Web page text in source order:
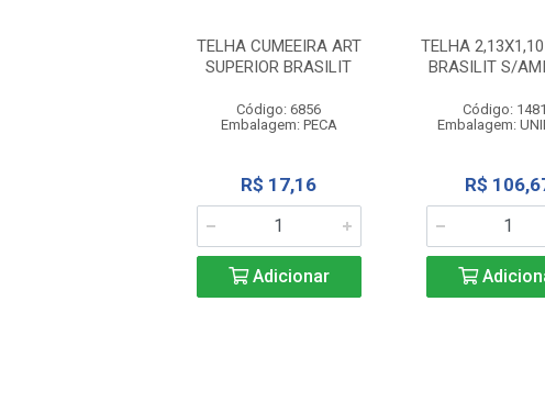
TELHA CUMEEIRA ART
SUPERIOR BRASILIT
Código: 6856
Embalagem: PECA
R$ 17,16
Adicionar
TELHA
BRASILIT S/
Código:
Embalagem:
R$